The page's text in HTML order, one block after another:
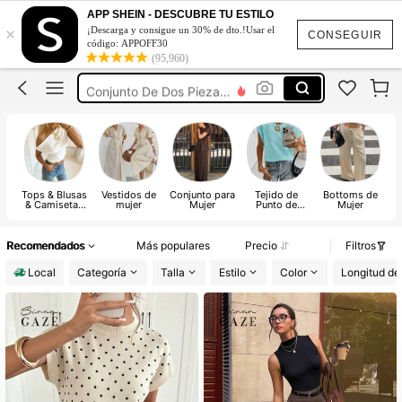
CONSEGUIR
×
APP SHEIN - DESCUBRE TU ESTILO
¡Descarga y consigue un 30% de dto.!Usar el
código: APPOFF30
(95,960)
Vestidos De Mujer
Vestidos Elegantes De Mujer
Blusas Bonitas De Mujer
Vestidos De Mujer
Vestidos Elegantes De Mujer
Tops & Blusas
& Camisetas
Vestidos de
mujer
Conjunto para
Mujer
Tejido de
Punto de
Bottoms de
Mujer
Recomendados Más populares Precio
Filtros
Local
Categoría Talla Estilo Color Longitud